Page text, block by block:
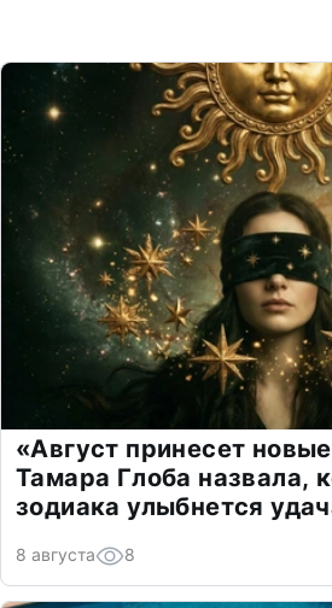
«Август принесет
Тамара Глоба назвала,
зодиака улыбнется
8 августа 8